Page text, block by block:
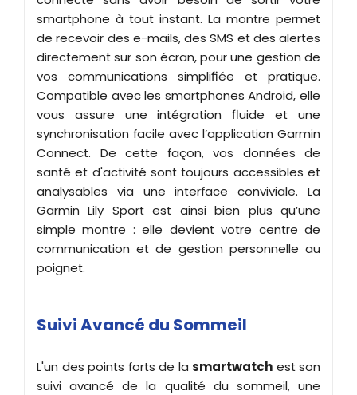
smartphone à tout instant. La montre permet
de recevoir des e-mails, des SMS et des alertes
directement sur son écran, pour une gestion de
vos communications simplifiée et pratique.
Compatible avec les smartphones Android, elle
vous assure une intégration fluide et une
synchronisation facile avec l’application Garmin
Connect. De cette façon, vos données de
santé et d'activité sont toujours accessibles et
analysables via une interface conviviale. La
Garmin Lily Sport est ainsi bien plus qu’une
simple montre : elle devient votre centre de
communication et de gestion personnelle au
poignet.
Suivi Avancé du Sommeil
L'un des points forts de la smartwatch est son
suivi avancé de la qualité du sommeil, une